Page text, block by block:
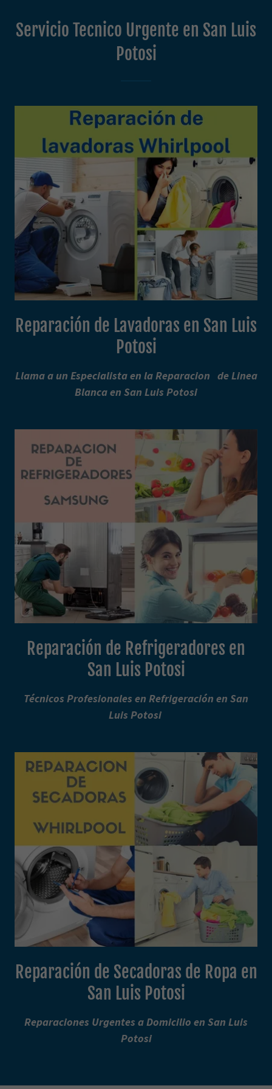
Servicio Tecnico Urgente en San Luis
Potosi
Reparación de Lavadoras en San Luis
Potosi
Llama a un Especialista en la Reparacion de Linea
Blanca en San Luis Potosi
Reparación de Refrigeradores en
San Luis Potosi
Técnicos Profesionales en Refrigeración en San
Luis Potosi
Reparación de Secadoras de Ropa en
San Luis Potosi
Reparaciones Urgentes a Domicilio en San Luis
Potosi